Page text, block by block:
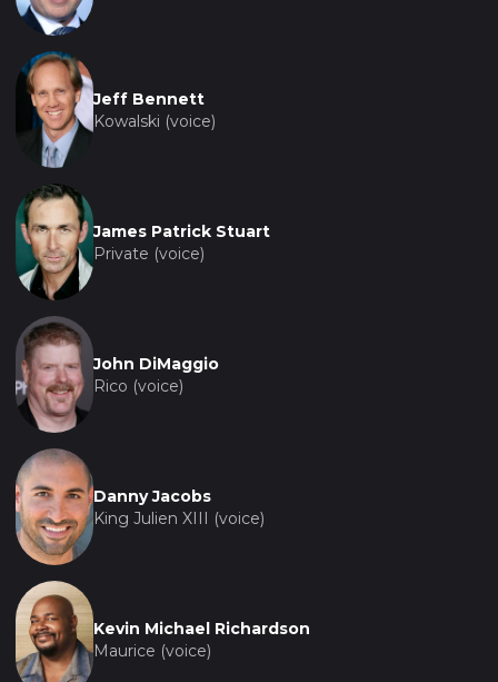
Jeff Bennett
Kowalski (voice)
James Patrick Stuart
Private (voice)
John DiMaggio
Rico (voice)
Danny Jacobs
King Julien XIII (voice)
Kevin Michael Richardson
Maurice (voice)